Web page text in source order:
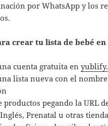
por WhatsApp y los
crear tu lista de bebé
cuenta gratuita en
lista nueva con el
productos pegando la URL
Prenatal u otras